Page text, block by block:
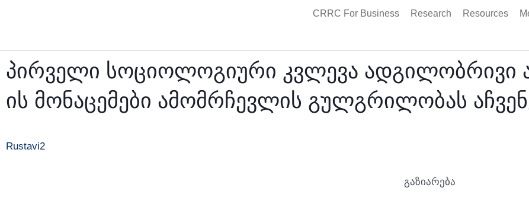
CRRC For Business Research Resources
პირველი სოციოლოგიური კვლევა ადგილობრივი
ის მონაცემები ამომრჩევლის გულგრილობას
Rustavi2
გაზიარება